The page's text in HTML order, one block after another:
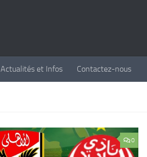
Actualités et Infos Contactez-nous
0